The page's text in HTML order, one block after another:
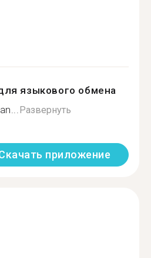
языкового обмена
Развернуть
приложение